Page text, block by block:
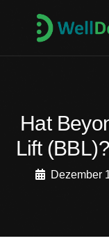
Hat
Lift
Dezember